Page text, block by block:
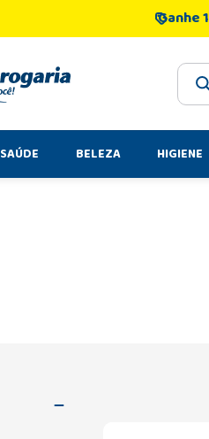
Ganhe
O
SAÚDE BELEZA HIGIENE